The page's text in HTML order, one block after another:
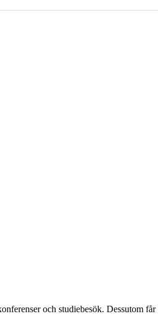
och studiebesök. Dessutom får